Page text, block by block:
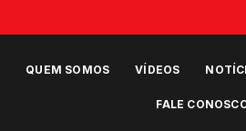
QUEM SOMOS VÍDEOS
FALE